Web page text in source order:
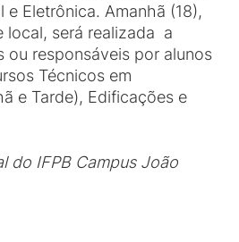
e Eletrônica. Amanhã (18),
local, será realizada a
ou responsáveis por alunos
Técnicos em
e Tarde), Edificações e
do IFPB Campus João